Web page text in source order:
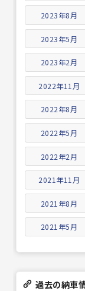
2023年8月
2023年5月
2023年2月
2022年11月
2022年8月
2022年5月
2022年2月
2021年11月
2021年8月
2021年5月
過去の納車